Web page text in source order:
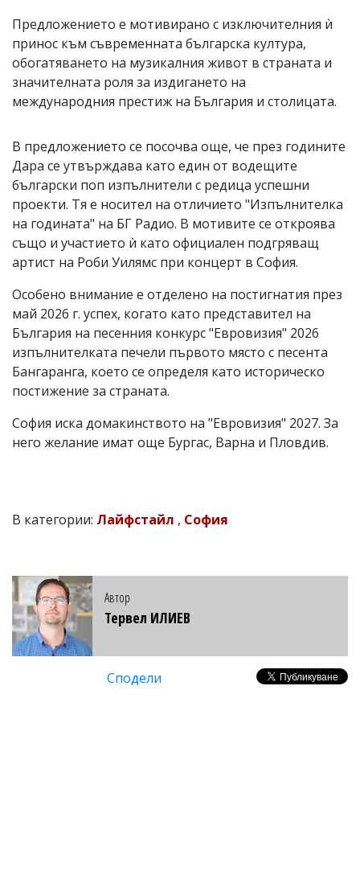
Предложението е мотивирано с изключителния ѝ
принос към съвременната българска култура,
обогатяването на музикалния живот в страната и
значителната роля за издигането на
международния престиж на България и столицата.
В предложението се посочва още, че през годините
Дара се утвърждава като един от водещите
български поп изпълнители с редица успешни
проекти. Тя е носител на отличието "Изпълнителка
на годината" на БГ Радио. В мотивите се откроява
също и участието ѝ като официален подгряващ
артист на Роби Уилямс при концерт в София.
Особено внимание е отделено на постигнатия през
май 2026 г. успех, когато като представител на
България на песенния конкурс "Евровизия" 2026
изпълнителката печели първото място с песента
Бангаранга, което се определя като историческо
постижение за страната.
София иска домакинството на "Евровизия" 2027. За
него желание имат още Бургас, Варна и Пловдив.
В категории: Лайфстайл , София
Автор
Тервел ИЛИЕВ
Сподели